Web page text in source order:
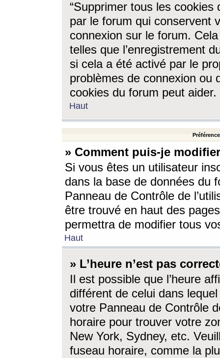
“Supprimer tous les cookies
par le forum qui conservent
connexion sur le forum.
telles que l’enregistrement
si cela a été activé par le
problèmes de connexion ou
cookies du forum peut aider.
Haut
» Comment puis-je
Si vous êtes un utilisateur
dans la base de données du
Panneau de Contrôle de
être trouvé en haut des
permettra de modifier tous
Haut
» L’heure n’est pas
Il est possible que l’heure
différent de celui dans
votre Panneau de Contrôle
horaire pour trouver votre
New York, Sydney, etc.
fuseau horaire, comme la